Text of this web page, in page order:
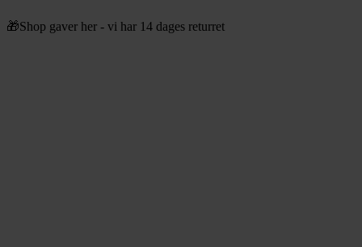
til
🎁Shop gaver her - vi har 14 dages returret